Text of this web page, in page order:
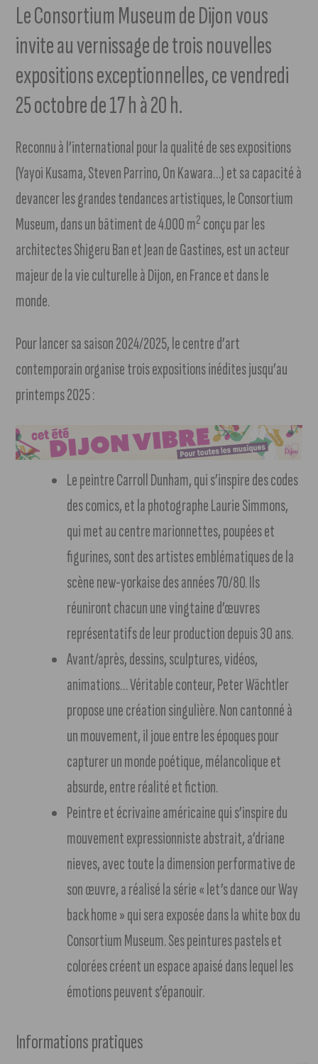
Le Consortium Museum de Dijon vous
invite au vernissage de trois nouvelles
expositions exceptionnelles, ce vendredi
25 octobre de 17 h à 20 h.
Reconnu à l’international pour la qualité de ses expositions
(Yayoi Kusama, Steven Parrino, On Kawara…) et sa capacité à
devancer les grandes tendances artistiques, le Consortium
Museum, dans un bâtiment de 4.000 m2 conçu par les
architectes Shigeru Ban et Jean de Gastines, est un acteur
majeur de la vie culturelle à Dijon, en France et dans le
monde.
Pour lancer sa saison 2024/2025, le centre d’art
contemporain organise trois expositions inédites jusqu’au
printemps 2025 :
Le peintre Carroll Dunham, qui s’inspire des codes
des comics, et la photographe Laurie Simmons,
qui met au centre marionnettes, poupées et
figurines, sont des artistes emblématiques de la
scène new-yorkaise des années 70/80. Ils
réuniront chacun une vingtaine d’œuvres
représentatifs de leur production depuis 30 ans.
Avant/après, dessins, sculptures, vidéos,
animations… Véritable conteur, Peter Wächtler
propose une création singulière. Non cantonné à
un mouvement, il joue entre les époques pour
capturer un monde poétique, mélancolique et
absurde, entre réalité et fiction.
Peintre et écrivaine américaine qui s’inspire du
mouvement expressionniste abstrait, a’driane
nieves, avec toute la dimension performative de
son œuvre, a réalisé la série « let’s dance our Way
back home » qui sera exposée dans la white box du
Consortium Museum. Ses peintures pastels et
colorées créent un espace apaisé dans lequel les
émotions peuvent s’épanouir.
Informations pratiques